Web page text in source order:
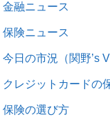
金融ニュース
保険ニュース
今日の市況（関野’s
クレジットカードの
保険の選び方